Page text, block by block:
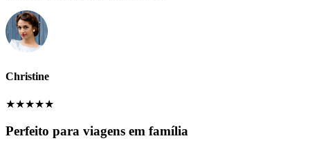
Christine
★★★★★
Perfeito para viagens em família